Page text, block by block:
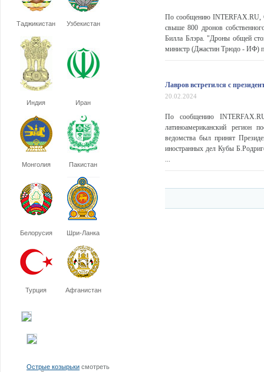
Таджикистан Узбекистан
Индия Иран
Монголия Пакистан
Белорусия Шри-Ланка
Турция Афганистан
Острые козырьки смотреть
По сообщению INTERFAX.RU,
свыше 800 дронов
Билла Блэра. "Дроны общей
министр (Джастин Трюдо - ИФ)
Лавров встретился с
20.02.2024
По сообщению
латиноамериканский регион
ведомства был принят
иностранных дел Кубы
...